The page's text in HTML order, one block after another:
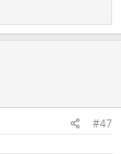
#47